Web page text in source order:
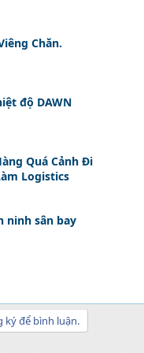
Chăn.
độ DAWN
Quá Cảnh Đi
Logistics
ninh sân bay
ký để bình luận.